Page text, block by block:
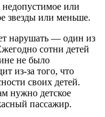
или
звезды или меньше.
нарушать — один из
сотни детей
не было
из-за того, что
своих детей.
нужно детское
пассажир.